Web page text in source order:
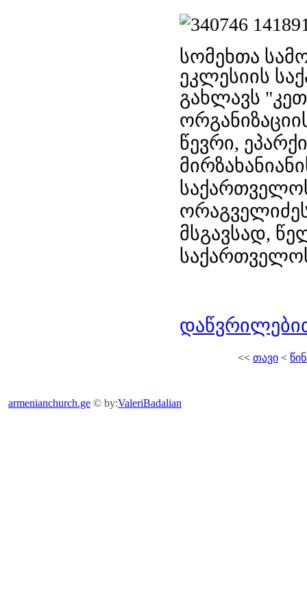
სომეხთა
ეკლესიის
გახლავს "
წევრი,
მსგავსად,
<< თავი <
armenianchurch.ge © by:ValeriBadalian